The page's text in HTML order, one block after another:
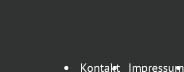
Kontakt Impressum